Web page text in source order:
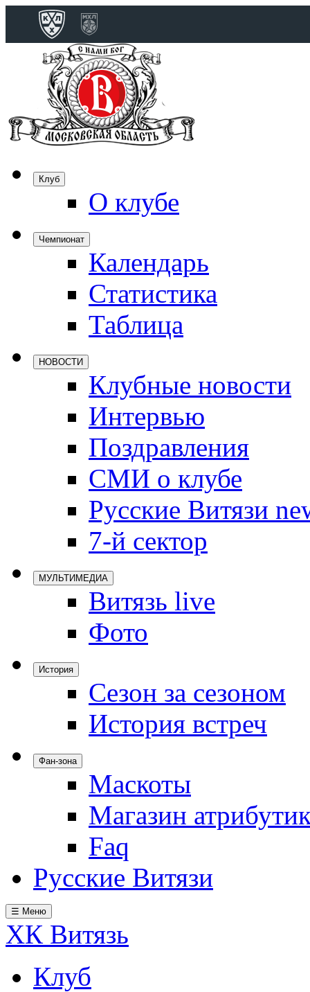
Клуб
О клубе
Чемпионат
Календарь
Статистика
Таблица
НОВОСТИ
Клубные новости
Интервью
Поздравления
СМИ о клубе
Русские Витязи
7-й сектор
МУЛЬТИМЕДИА
Витязь live
Фото
История
Сезон за сезоном
История встреч
Фан-зона
Маскоты
Магазин
Faq
Русские Витязи
☰ Меню
ХК Витязь
Клуб